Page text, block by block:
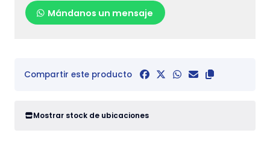
Mándanos un mensaje
Compartir este producto
Mostrar stock de ubicaciones